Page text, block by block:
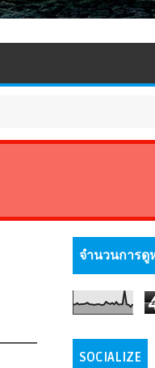
จำนวนการดู
SOCIALIZE